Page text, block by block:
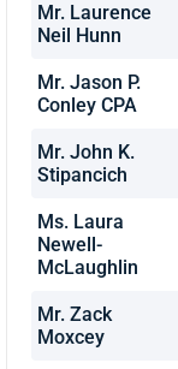
Mr. Laurence
Neil Hunn
Mr. Jason P.
Conley CPA
Mr. John K.
Stipancich
Ms. Laura
Newell-
McLaughlin
Mr. Zack
Moxcey